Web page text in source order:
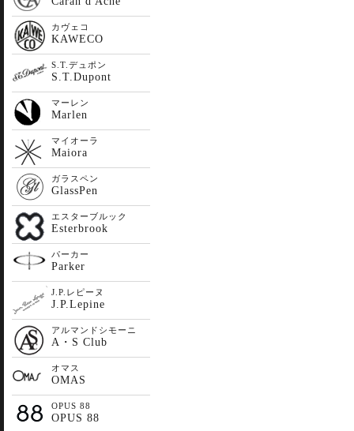
カヴェコ
KAWECO
S.T.デュポン
S.T.Dupont
マーレン
Marlen
マイオーラ
Maiora
ガラスペン
GlassPen
エスターブルック
Esterbrook
パーカー
Parker
J.P.レピーヌ
J.P.Lepine
アルマンドシモーニ
A・S Club
オマス
OMAS
OPUS 88
OPUS 88